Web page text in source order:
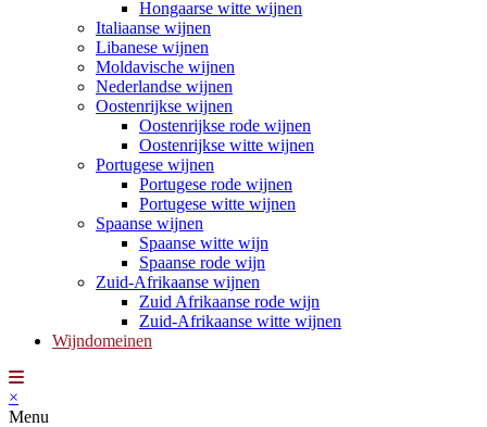
Hongaarse witte wijnen
Italiaanse wijnen
Libanese wijnen
Moldavische wijnen
Nederlandse wijnen
Oostenrijkse wijnen
Oostenrijkse rode wijnen
Oostenrijkse witte wijnen
Portugese wijnen
Portugese rode wijnen
Portugese witte wijnen
Spaanse wijnen
Spaanse witte wijn
Spaanse rode wijn
Zuid-Afrikaanse wijnen
Zuid Afrikaanse rode wijn
Zuid-Afrikaanse witte wijnen
Wijndomeinen
×
Menu